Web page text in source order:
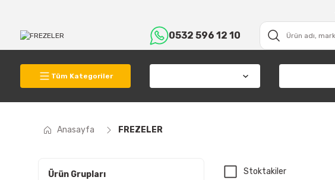
0532 596 12 10
Tüm Kategoriler
Anasayfa FREZELER
Ürün Grupları Stoktakiler